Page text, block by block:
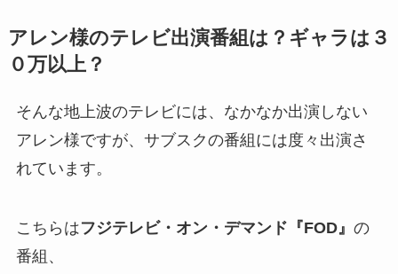
アレン様のテレビ出演番組は？ギャラは３
０万以上？
そんな地上波のテレビには、なかなか出演しない
アレン様ですが、サブスクの番組には度々出演さ
れています。
こちらはフジテレビ・オン・デマンド『FOD』 の
番組、